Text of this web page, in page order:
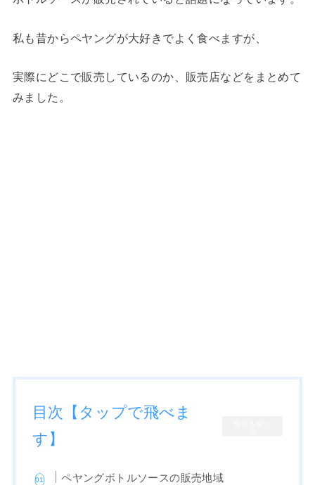
私も昔からペヤングが大好きでよく食べますが、
実際にどこで販売しているのか、販売店などをまとめて
みました。
目次【タップで飛べま
す】
ペヤングボトルソースの販売地域